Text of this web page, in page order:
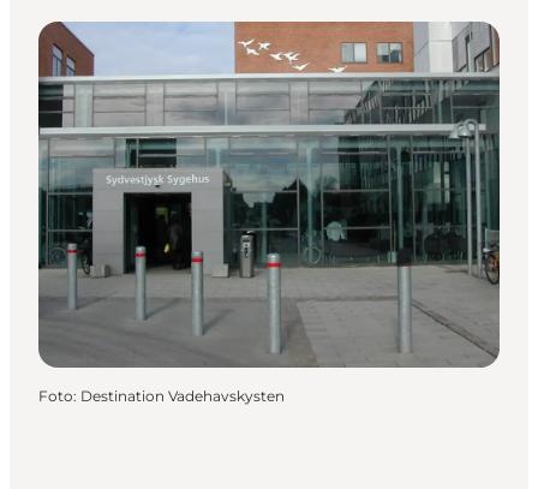
Foto: Destination Vadehavskysten